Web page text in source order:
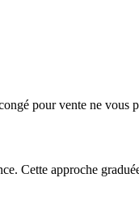
pour vente ne vous
Cette approche